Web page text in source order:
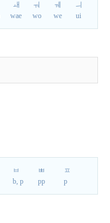
ㅙ
wae
ㅝ
wo
ㅞ
we
ㅢ
ui
ㅂ
b, p
ㅃ
pp
ㅍ
p